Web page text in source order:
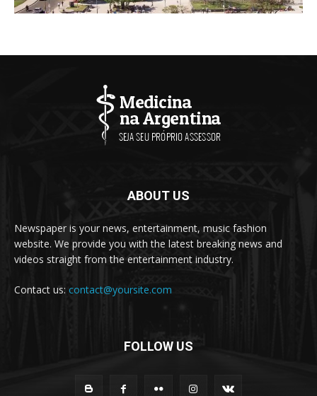
ABOUT US
Newspaper is your news, entertainment, music fashion
website. We provide you with the latest breaking news and
videos straight from the entertainment industry.
Contact us: contact@yoursite.com
FOLLOW US